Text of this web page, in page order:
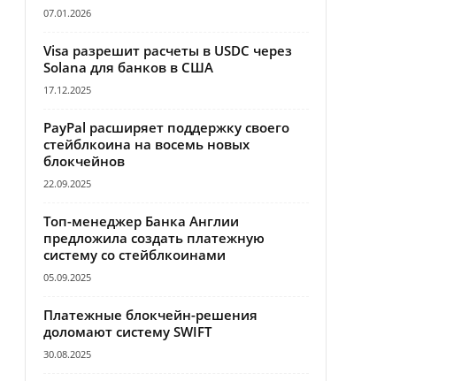
07.01.2026
Visa разрешит расчеты в USDC через
Solana для банков в США
17.12.2025
PayPal расширяет поддержку своего
стейблкоина на восемь новых
блокчейнов
22.09.2025
Топ-менеджер Банка Англии
предложила создать платежную
систему со стейблкоинами
05.09.2025
Платежные блокчейн-решения
доломают систему SWIFT
30.08.2025